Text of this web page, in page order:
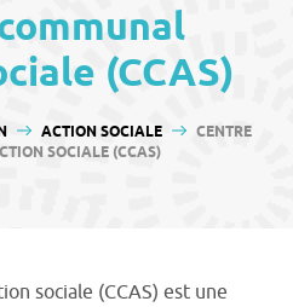
(CCAS)
ACTION SOCIALE
CENTRE
SOCIALE (CCAS)
sociale (CCAS) est une